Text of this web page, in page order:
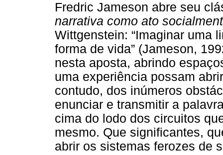
Fredric Jameson abre seu
narrativa como ato
Wittgenstein: “Imaginar uma
forma de vida” (Jameson,
nesta aposta, abrindo
uma experiência possam
contudo, dos inúmeros
enunciar e transmitir a
cima do lodo dos circuitos
mesmo. Que significantes,
abrir os sistemas ferozes de